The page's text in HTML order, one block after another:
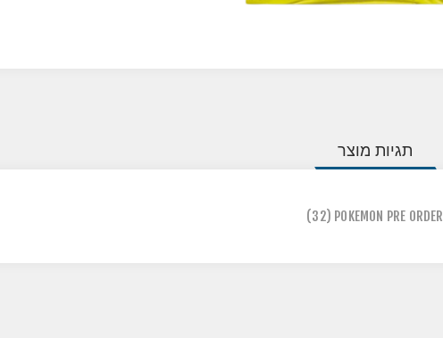
תגיות מוצר
POKEMON PRE ORDER
(32)